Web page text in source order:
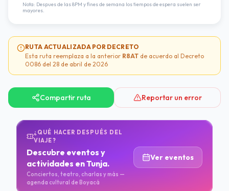
Nota: Despues de las 8PM y fines de semana los tiempos de espera suelen ser
mayores.
RUTA ACTUALIZADA POR DECRETO
Esta ruta reemplaza a la anterior R8AT de acuerdo al Decreto
0086 del 28 de abril de 2026
Compartir ruta Reportar un error
¿QUÉ HACER DESPUÉS DEL
VIAJE?
Descubre eventos y
actividades en Tunja.
Conciertos, teatro, charlas y más —
agenda cultural de Boyacá
Ver eventos